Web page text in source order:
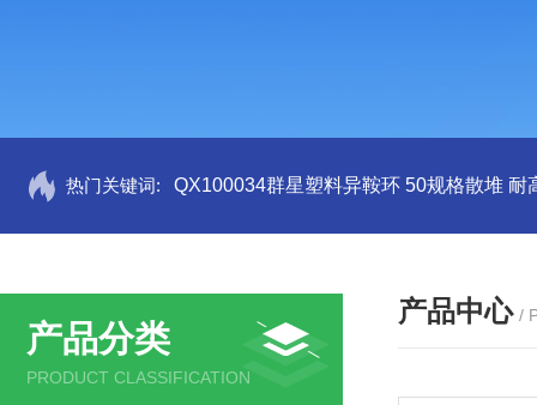
热门关键词: QX100034群星塑料异鞍环 50规格散堆 耐
产品分类
PRODUCT CLASSIFICATION
产品中心 /